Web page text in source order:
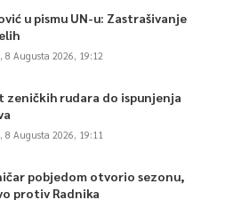
u pismu UN-u: Zastrašivanje
8 Augusta 2026, 19:12
zeničkih rudara do ispunjenja
8 Augusta 2026, 19:11
pobjedom otvorio sezonu,
protiv Radnika